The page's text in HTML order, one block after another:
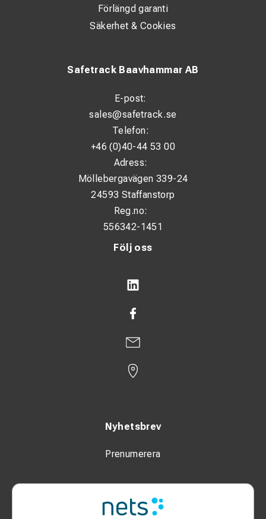
Följ oss
Nyhetsbrev
Prenumerera
Safetrack Baavhammar AB
E-post:
sales@safetrack.se
Telefon:
+46 (0)40-44 53 00
Adress:
Möllebergavägen 339-24
24593 Staffanstorp
Reg.no:
556342-1451
Förlängd garanti
Säkerhet & Cookies